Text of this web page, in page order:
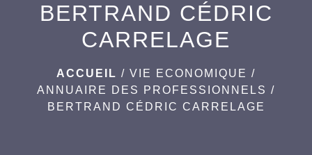
BERTRAND CÉDRIC
CARRELAGE
ACCUEIL / VIE ECONOMIQUE /
ANNUAIRE DES PROFESSIONNELS /
BERTRAND CÉDRIC CARRELAGE